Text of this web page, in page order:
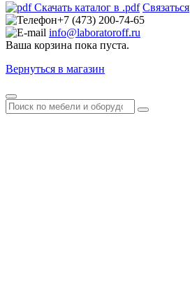
Скачать каталог в .pdf Связаться
+7 (473) 200-74-65
info@laboratoroff.ru
Ваша корзина пока пуста.
Вернуться в магазин